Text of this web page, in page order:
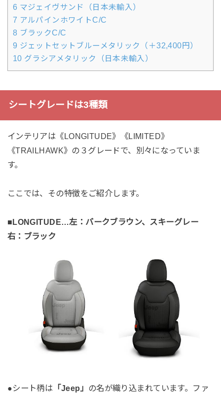
6 マジェイヴサンド（日本未輸入）
7 アルパインホワイトC/C
8 ブラックC/C
9 ジェットセットブルーメタリック（＋32,400円）
10 グラシアメタリック（日本未輸入）
シートグレードは3種類
インテリアは《LONGITUDE》《LIMITED》
《TRAILHAWK》の３グレードで、別々になっていま
す。
ここでは、その特徴をご紹介します。
■LONGITUDE…左：バークブラウン、スキーグレー
右：ブラック
●シート柄は 「Jeep」 の名が織り込まれています。ファ